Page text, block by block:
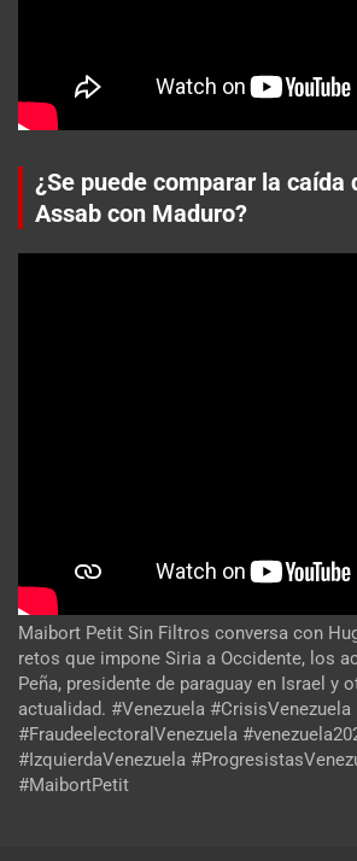
¿Se puede comparar la caída
Assab con Maduro?
Maibort Petit Sin Filtros conversa con
retos que impone Siria a Occidente, los
Peña, presidente de paraguay en Israel y
actualidad. #Venezuela #CrisisVenezuela
#FraudeelectoralVenezuela
#IzquierdaVenezuela
#MaibortPetit